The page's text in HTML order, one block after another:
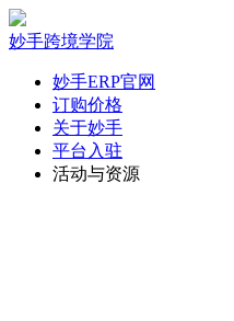
妙手跨境学院
妙手ERP官网
订购价格
关于妙手
平台入驻
活动与资源